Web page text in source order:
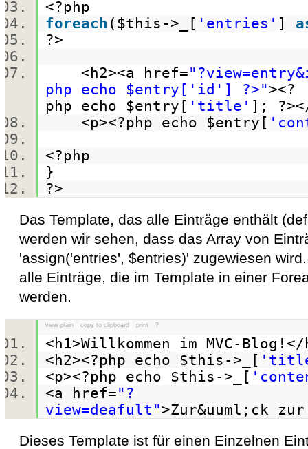
<?php
foreach ( $this ->_[ 'entries' ]
?>
<h2><a href=
php echo $entry['id'] ?>"><?
php echo $entry [ 'title' ];
<p><?php echo $entry [
<?php
}
?>
Das Template, das alle Einträge enthält
werden wir sehen, dass das Array von
'assign('entries', $entries)' zugewiesen
alle Einträge, die im Template in einer
werden.
view plain copy to clipboard print ?
<h1>Willkommen im MVC-
<h2><?php echo $this ->_[
<p><?php echo $this ->_[
<a href="?
view=deafult">Zur&uuml;ck
Dieses Template ist für einen Einzelnen